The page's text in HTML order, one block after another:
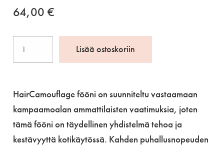
64,00 €
Lisää ostoskoriin
HairCamouflage fööni on suunniteltu vastaamaan
kampaamoalan ammattilaisten vaatimuksia, joten
tämä fööni on täydellinen yhdistelmä tehoa ja
kestävyyttä kotikäytössä. Kahden puhallusnopeuden